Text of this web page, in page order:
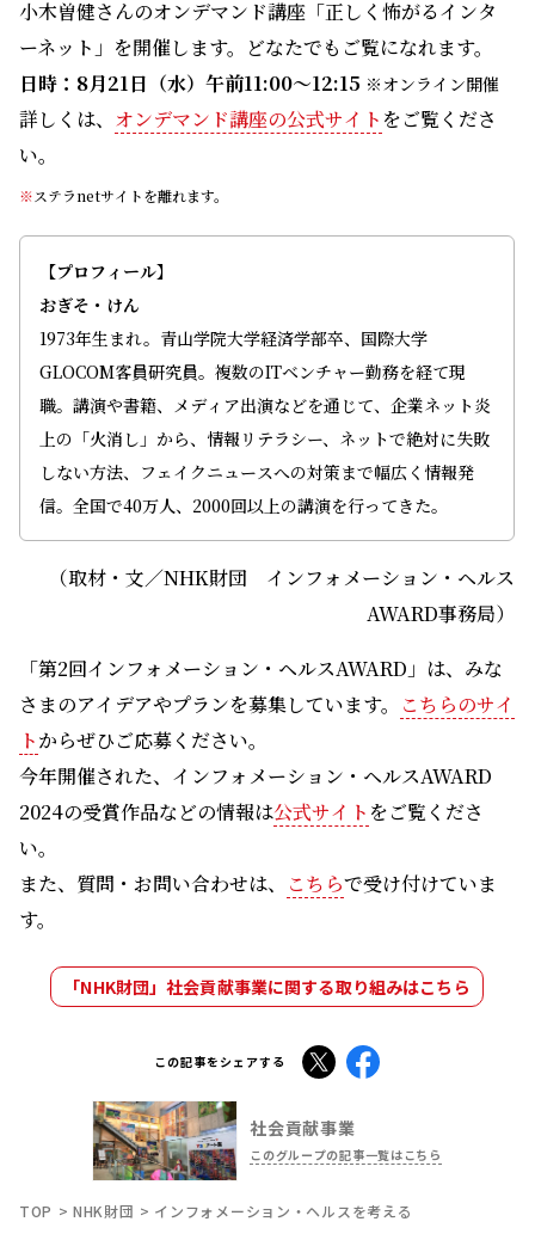
小木曽健さんのオンデマンド講座「正しく怖がるインタ
ーネット」を開催します。どなたでもご覧になれます。
日時：8月21日（水）午前11:00～12:15 ※オンライン開催
詳しくは、 オンデマンド講座の公式サイト をご覧くださ
い。
※ステラnetサイトを離れます。
【プロフィール】
おぎそ・けん
1973年生まれ。青山学院大学経済学部卒、国際大学
GLOCOM客員研究員。複数のITベンチャー勤務を経て現
職。講演や書籍、メディア出演などを通じて、企業ネット炎
上の「火消し」から、情報リテラシー、ネットで絶対に失敗
しない方法、フェイクニュースへの対策まで幅広く情報発
信。全国で40万人、2000回以上の講演を行ってきた。
（取材・文／NHK財団 インフォメーション・ヘルス
AWARD事務局）
「第2回インフォメーション・ヘルスAWARD」は、みな
さまのアイデアやプランを募集しています。
こちらのサイ
トからぜひご応募ください。
今年開催された、インフォメーション・ヘルスAWARD
2024の受賞作品などの情報は公式サイト をご覧くださ
い。
また、質問・お問い合わせは、
こちらで受け付けていま
す。
「NHK財団」社会貢献事業に関する取り組みはこちら
この記事をシェアする X Facebook
社会貢献事業
このグループの記事一覧はこちら
TOP NHK財団 インフォメーション・ヘルスを考える